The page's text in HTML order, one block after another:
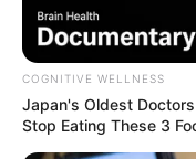
COGNITIVE WELLNESS
Japan's Oldest
Stop Eating These 3